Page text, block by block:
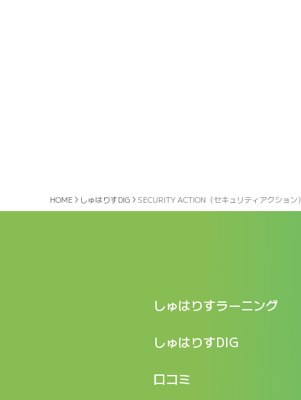
HOME しゅはりすDIG SECURITY ACTION（セキュリティアクション）
しゅはりすラーニング
特長
料金
しゅはりすDIG
記事一覧
口コミ